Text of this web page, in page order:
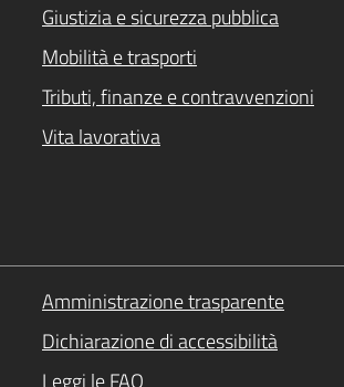
Giustizia e sicurezza pubblica
Mobilità e trasporti
Tributi, finanze e contravvenzioni
Vita lavorativa
Amministrazione trasparente
Dichiarazione di accessibilità